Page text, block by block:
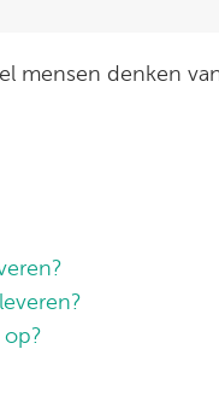
mensen denken